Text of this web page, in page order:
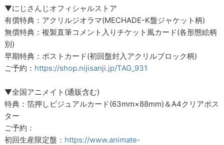
▼にじさんじオフィシャルストア
有償特典：アクリルジオラマ(MECHADE-K盤ジャケット柄)
無償特典：複製直筆コメント入りチケット風カード(各形態絵柄
別)
早期特典：ポストカード(初回盤封入アクリルブロック柄)
ご予約： https://shop.nijisanji.jp/TAG_931
▼全国アニメイト(通販含む)
特典：箔押しビジュアルカード(63mm×88mm)＆A4クリアポス
ター
ご予約：
初回生産限定盤： https://www.animate-